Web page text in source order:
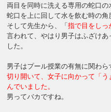
両目を同時に洗える専用の蛇口
蛇口を上に回して水を飲む時の角
そして先生から、「指で目をしっ
言われて、やはり男子はふざけ
した。
男子はプール授業の有無に関わら
切り開いて、女子に向かって「
んでいました。
男ってバカですね。